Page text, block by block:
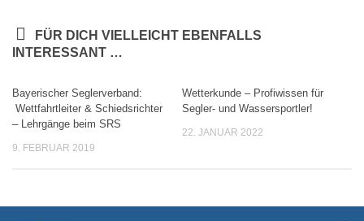
FÜR DICH VIELLEICHT EBENFALLS
INTERESSANT …
Bayerischer Seglerverband:
Wettfahrtleiter & Schiedsrichter
– Lehrgänge beim SRS
9. FEBRUAR 2019
Wetterkunde – Profiwissen für
Segler- und Wassersportler!
22. JANUAR 2022